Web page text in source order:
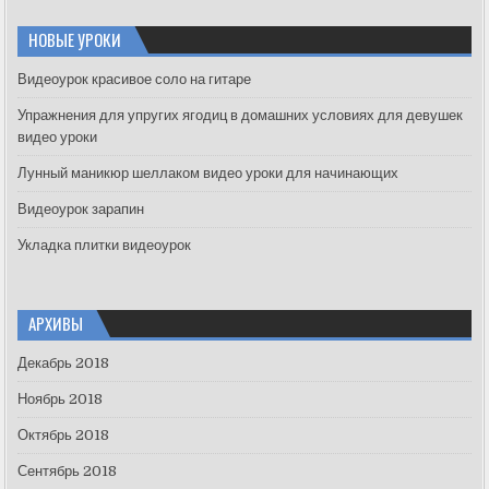
h
f
r
:
НОВЫЕ УРОКИ
Видеоурок красивое соло на гитаре
Упражнения для упругих ягодиц в домашних условиях для девушек
видео уроки
Лунный маникюр шеллаком видео уроки для начинающих
Видеоурок зарапин
Укладка плитки видеоурок
АРХИВЫ
Декабрь 2018
Ноябрь 2018
Октябрь 2018
Сентябрь 2018